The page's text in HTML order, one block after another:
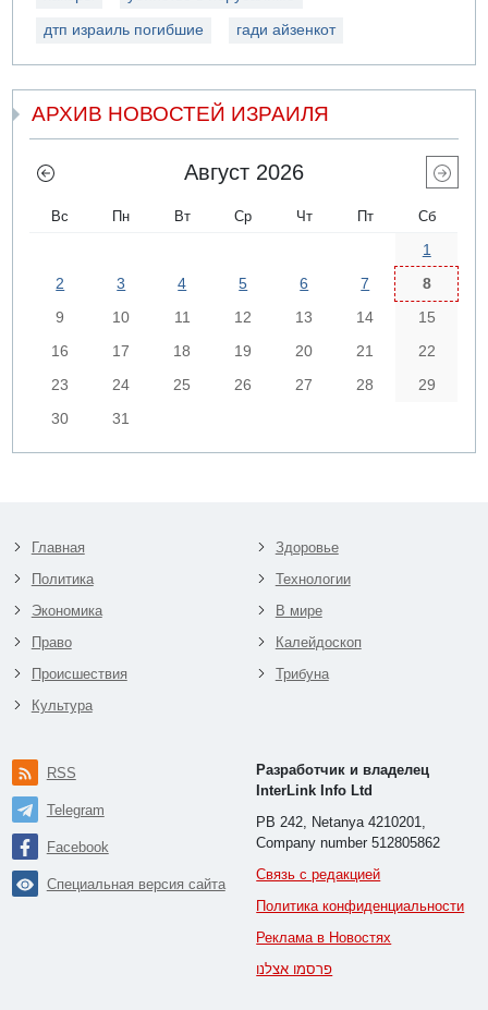
дтп израиль погибшие гади айзенкот
АРХИВ НОВОСТЕЙ ИЗРАИЛЯ
Август 2026
Вс Пн Вт Ср Чт Пт Сб
1
2
3 4 5 6 7
8
9
10 11 12 13 14
15
16
17 18 19 20 21
22
23
24 25 26 27 28
29
30
31
Главная
Политика
Экономика
Право
Происшествия
Культура
Здоровье
Технологии
В мире
Калейдоскоп
Трибуна
RSS
Telegram
Facebook
Специальная версия сайта
Разработчик и владелец
InterLink Info Ltd
PB 242, Netanya 4210201,
Company number 512805862
Связь с редакцией
Политика конфиденциальности
Реклама в Новостях
פרסמו אצלנו